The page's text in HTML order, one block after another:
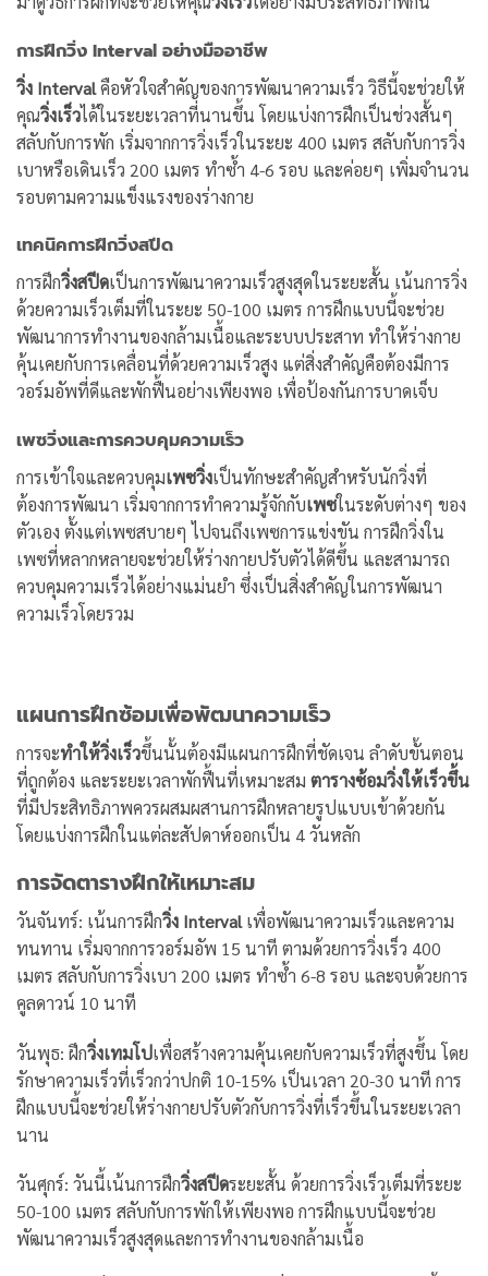
การฝึกวิ่ง Interval อย่างมืออาชีพ
วิ่ง Intervalคือหัวใจสำคัญของการพัฒนาความเร็ว วิธีนี้จะช่วยให้
คุณวิ่งเร็วได้ในระยะเวลาที่นานขึ้น โดยแบ่งการฝึกเป็นช่วงสั้นๆ
สลับกับการพัก เริ่มจากการวิ่งเร็วในระยะ 400 เมตร สลับกับการวิ่ง
เบาหรือเดินเร็ว 200 เมตร ทำซ้ำ 4-6 รอบ และค่อยๆ เพิ่มจำนวน
รอบตามความแข็งแรงของร่างกาย
เทคนิคการฝึกวิ่งสปีด
การฝึกวิ่งสปีดเป็นการพัฒนาความเร็วสูงสุดในระยะสั้น เน้นการวิ่ง
ด้วยความเร็วเต็มที่ในระยะ 50-100 เมตร การฝึกแบบนี้จะช่วย
พัฒนาการทำงานของกล้ามเนื้อและระบบประสาท ทำให้ร่างกาย
คุ้นเคยกับการเคลื่อนที่ด้วยความเร็วสูง แต่สิ่งสำคัญคือต้องมีการ
วอร์มอัพที่ดีและพักฟื้นอย่างเพียงพอ เพื่อป้องกันการบาดเจ็บ
เพซวิ่งและการควบคุมความเร็ว
การเข้าใจและควบคุมเพซวิ่งเป็นทักษะสำคัญสำหรับนักวิ่งที่
ต้องการพัฒนา เริ่มจากการทำความรู้จักกับเพซในระดับต่างๆ ของ
ตัวเอง ตั้งแต่เพซสบายๆ ไปจนถึงเพซการแข่งขัน การฝึกวิ่งใน
เพซที่หลากหลายจะช่วยให้ร่างกายปรับตัวได้ดีขึ้น และสามารถ
ควบคุมความเร็วได้อย่างแม่นยำ ซึ่งเป็นสิ่งสำคัญในการพัฒนา
ความเร็วโดยรวม
แผนการฝึกซ้อมเพื่อพัฒนาความเร็ว
การจะทำให้วิ่งเร็วขึ้นนั้นต้องมีแผนการฝึกที่ชัดเจน ลำดับขั้นตอน
ที่ถูกต้อง และระยะเวลาพักฟื้นที่เหมาะสม ตารางซ้อมวิ่งให้เร็วขึ้น
ที่มีประสิทธิภาพควรผสมผสานการฝึกหลายรูปแบบเข้าด้วยกัน
โดยแบ่งการฝึกในแต่ละสัปดาห์ออกเป็น 4 วันหลัก
การจัดตารางฝึกให้เหมาะสม
วันจันทร์: เน้นการฝึกวิ่ง Intervalเพื่อพัฒนาความเร็วและความ
ทนทาน เริ่มจากการวอร์มอัพ 15 นาที ตามด้วยการวิ่งเร็ว 400
เมตร สลับกับการวิ่งเบา 200 เมตร ทำซ้ำ 6-8 รอบ และจบด้วยการ
คูลดาวน์ 10 นาที
วันพุธ: ฝึกวิ่งเทมโปเพื่อสร้างความคุ้นเคยกับความเร็วที่สูงขึ้น โดย
รักษาความเร็วที่เร็วกว่าปกติ 10-15% เป็นเวลา 20-30 นาที การ
ฝึกแบบนี้จะช่วยให้ร่างกายปรับตัวกับการวิ่งที่เร็วขึ้นในระยะเวลา
นาน
วันศุกร์: วันนี้เน้นการฝึกวิ่งสปีดระยะสั้น ด้วยการวิ่งเร็วเต็มที่ระยะ
50-100 เมตร สลับกับการพักให้เพียงพอ การฝึกแบบนี้จะช่วย
พัฒนาความเร็วสูงสุดและการทำงานของกล้ามเนื้อ